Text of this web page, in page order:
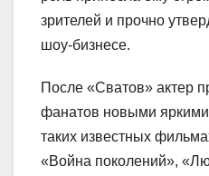
зрителей и прочно
шоу-бизнесе.
После «Сватов» актер
фанатов новыми
таких известных
«Война поколений»,